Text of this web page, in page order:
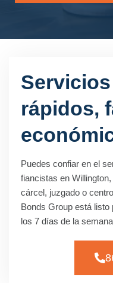
rápidos,
Puedes confiar en el
fiancistas en
cárcel, juzgado o
Bonds Group está listo
los 7 días de la